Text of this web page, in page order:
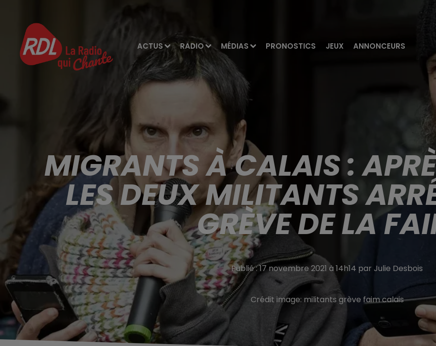
ACTUS RADIO MÉDIAS PRONOSTICS JEUX ANNONCEURS
MIGRANTS À CALAIS :
LES DEUX MILITANTS
GRÈVE DE LA
Publié : 17 novembre 2021 à 14h14 par Julie Desbois
Crédit image: militants grève faim calais